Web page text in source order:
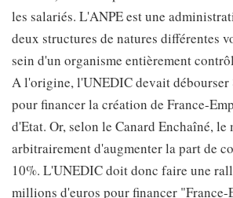
les salariés. L'ANPE est une
deux structures de natures différentes
sein d'un organisme entièrement
A l'origine, l'UNEDIC devait débourser
pour financer la création de France-
d'Etat. Or, selon le Canard Enchaîné, le
arbitrairement d'augmenter la part de
10%. L'UNEDIC doit donc faire une
millions d'euros pour financer